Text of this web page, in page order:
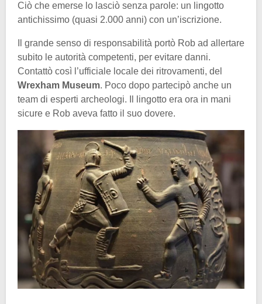
Ciò che emerse lo lasciò senza parole: un lingotto
antichissimo (quasi 2.000 anni) con un’iscrizione.
Il grande senso di responsabilità portò Rob ad allertare
subito le autorità competenti, per evitare danni.
Contattò così l’ufficiale locale dei ritrovamenti, del
Wrexham Museum. Poco dopo partecipò anche un
team di esperti archeologi. Il lingotto era ora in mani
sicure e Rob aveva fatto il suo dovere.